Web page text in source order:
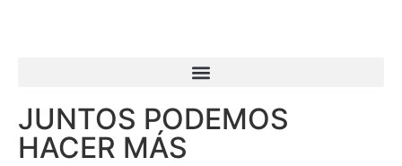
JUNTOS PODEMOS
HACER MÁS